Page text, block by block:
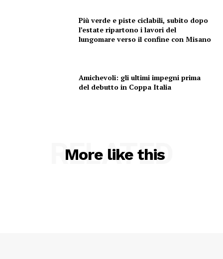
Più verde e piste ciclabili, subito dopo
l’estate ripartono i lavori del
lungomare verso il confine con Misano
Amichevoli: gli ultimi impegni prima
del debutto in Coppa Italia
More like this
RELATED